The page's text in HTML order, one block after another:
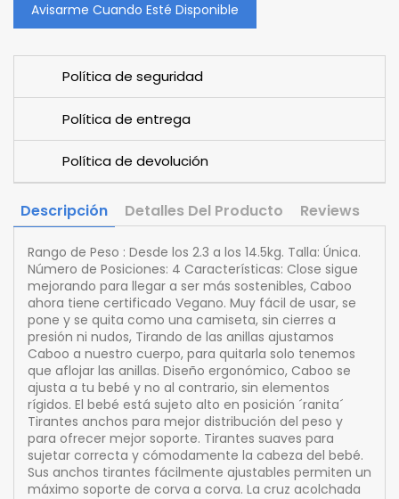
Avisarme Cuando Esté Disponible
Política de seguridad
Política de entrega
Política de devolución
Descripción Detalles Del Producto Reviews
Rango de Peso : Desde los 2.3 a los 14.5kg. Talla: Única.
Número de Posiciones: 4 Características: Close sigue
mejorando para llegar a ser más sostenibles, Caboo
ahora tiene certificado Vegano. Muy fácil de usar, se
pone y se quita como una camiseta, sin cierres a
presión ni nudos, Tirando de las anillas ajustamos
Caboo a nuestro cuerpo, para quitarla solo tenemos
que aflojar las anillas. Diseño ergonómico, Caboo se
ajusta a tu bebé y no al contrario, sin elementos
rígidos. El bebé está sujeto alto en posición ´ranita´
Tirantes anchos para mejor distribución del peso y
para ofrecer mejor soporte. Tirantes suaves para
sujetar correcta y cómodamente la cabeza del bebé.
Sus anchos tirantes fácilmente ajustables permiten un
máximo soporte de corva a corva. La cruz acolchada